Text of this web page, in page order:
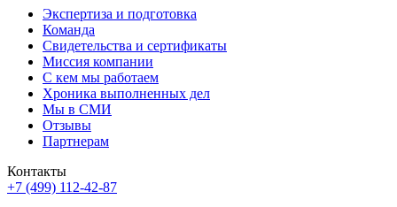
Экспертиза и подготовка
Команда
Свидетельства и сертификаты
Миссия компании
С кем мы работаем
Хроника выполненных дел
Мы в СМИ
Отзывы
Партнерам
Контакты
+7 (499) 112-42-87